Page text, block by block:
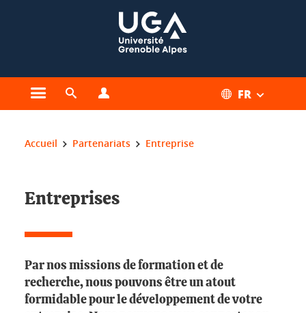
Ouvrir le menu principal
Ouvrir le moteur de recherche FR
Vous êtes ici :
Accueil Partenariats Entreprise
Entreprises
Par nos missions de formation et de
recherche, nous pouvons être un atout
formidable pour le développement de votre